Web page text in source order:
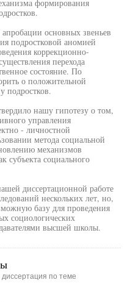
формирования
основных звеньев
подростковой аномией
коррекционно-
перехода
состояние. По
о положительной
подростков.
нашу гипотезу о том,
управления
- личностной
метода социальной
механизмов
субъекта социального
диссертационной работе
нескольких лет, но,
базу для проведения
социологических
высшей школы.
по теме